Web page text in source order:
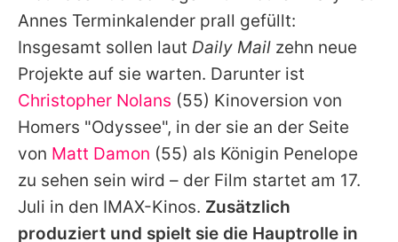
Annes Terminkalender prall gefüllt:
Insgesamt sollen laut Daily Mail zehn neue
Projekte auf sie warten. Darunter ist
Christopher Nolans (55) Kinoversion von
Homers "Odyssee", in der sie an der Seite
von Matt Damon (55) als Königin Penelope
zu sehen sein wird – der Film startet am 17.
Juli in den IMAX-Kinos. Zusätzlich
produziert und spielt sie die Hauptrolle in